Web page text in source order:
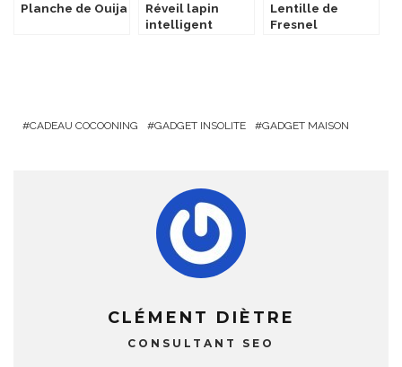
Planche de Ouija
Réveil lapin
intelligent
Lentille de
Fresnel
CADEAU COCOONING GADGET INSOLITE GADGET MAISON
CLÉMENT DIÈTRE
CONSULTANT SEO